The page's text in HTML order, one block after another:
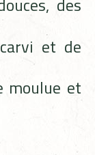
des
et de
moulue et